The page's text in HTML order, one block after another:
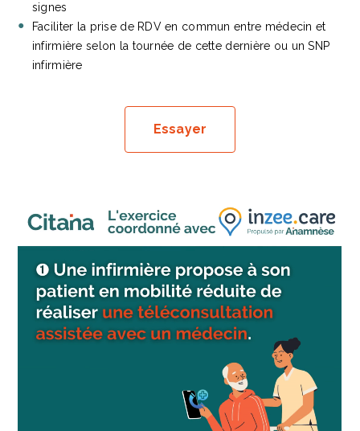
signes
Faciliter la prise de RDV en commun entre médecin et
infirmière selon la tournée de cette dernière ou un SNP
infirmière
Essayer